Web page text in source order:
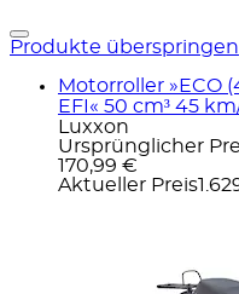
Produkte überspringen
Motorroller »ECO
EFI« 50 cm³ 45
Luxxon
Ursprünglicher
170,99 €
Aktueller Preis